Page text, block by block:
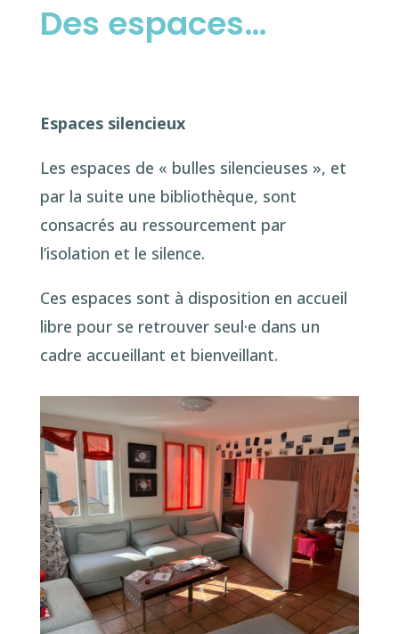
Des espaces…
Espaces silencieux
Les espaces de « bulles silencieuses », et
par la suite une bibliothèque, sont
consacrés au ressourcement par
l’isolation et le silence.
Ces espaces sont à disposition en accueil
libre pour se retrouver seul·e dans un
cadre accueillant et bienveillant.